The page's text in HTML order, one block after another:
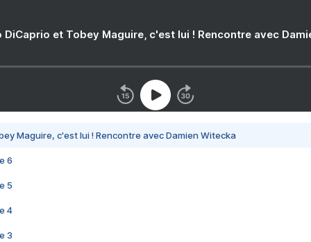
DiCaprio et Tobey Maguire, c'est lui ! Rencontre avec
Maguire, c'est lui ! Rencontre avec Damien Witecka
6
5
4
3